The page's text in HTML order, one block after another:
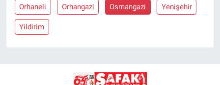
Orhaneli Orhangazi Osmangazi Yenişehir
Yildirim